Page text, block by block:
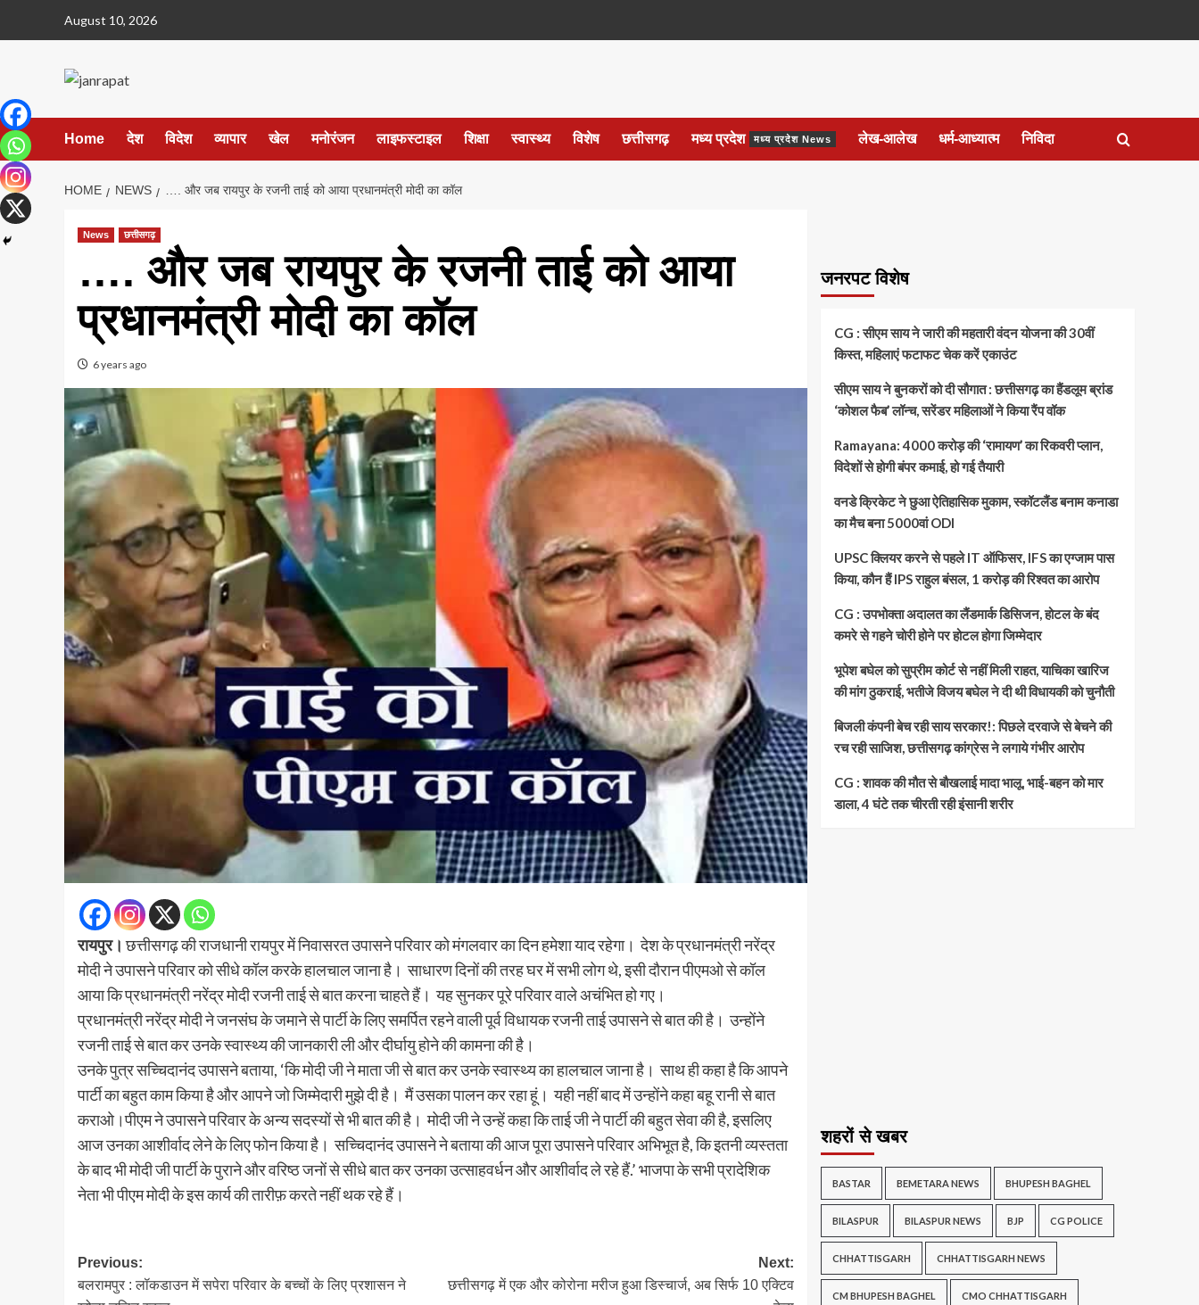
August 10, 2026
Home देश विदेश व्यापार खेल मनोरंजन लाइफस्टाइल शिक्षा स्वास्थ्य विशेष छत्तीसगढ़ मध्य प्रदेश मध्य प्रदेश News लेख-आलेख धर्म-आध्यात्म निविदा
HOME NEWS …. और जब रायपुर के रजनी ताई को आया प्रधानमंत्री मोदी का कॉल
News छत्तीसगढ़
…. और जब रायपुर के रजनी ताई को आया
प्रधानमंत्री मोदी का कॉल
6 years ago
रायपुर।छत्तीसगढ़ की राजधानी रायपुर में निवासरत उपासने परिवार कोमंगलवार का दिन हमेशा याद रहेगा। देश के प्रधानमंत्री नरेंद्र
मोदी ने उपासने परिवार को सीधे कॉल करके हालचाल जाना है। साधारण दिनों की तरह घर में सभी लोग थे, इसी दौरान पीएमओ से कॉल
आया कि प्रधानमंत्री नरेंद्र मोदी रजनी ताई से बात करना चाहते हैं। यह सुनकर पूरे परिवार वाले अचंभित हो गए।
प्रधानमंत्री नरेंद्र मोदी ने जनसंघ के जमाने से पार्टी के लिए समर्पित रहने वाली पूर्व विधायक रजनी ताई उपासने से बात की है। उन्होंने
रजनी ताई से बात कर उनके स्वास्थ्य की जानकारी ली और दीर्घायु होने की कामना की है।
उनके पुत्र सच्चिदानंद उपासने बताया, ‘कि मोदी जी ने माता जी से बात कर उनके स्वास्थ्य का हालचाल जाना है। साथ ही कहा है कि आपने
पार्टी का बहुत काम किया है और आपने जो जिम्मेदारी मुझे दी है। मैं उसका पालन कर रहा हूं। यही नहीं बाद में उन्होंने कहा बहू रानी से बात
कराओ।पीएम ने उपासने परिवार के अन्य सदस्यों से भी बात की है। मोदी जी ने उन्हें कहा कि ताई जी ने पार्टी की बहुत सेवा की है, इसलिए
आज उनका आशीर्वाद लेने के लिए फोन किया है। सच्चिदानंद उपासने ने बताया की आज पूरा उपासने परिवार अभिभूत है, कि इतनी व्यस्तता
के बाद भी मोदी जी पार्टी के पुराने और वरिष्ठ जनों से सीधे बात कर उनका उत्साहवर्धन और आशीर्वाद ले रहे हैं.’ भाजपा के सभी प्रादेशिक
नेता भी पीएम मोदी के इस कार्य की तारीफ़ करते नहीं थक रहे हैं।
Post
navigation
Previous:
बलरामपुर : लॉकडाउन में सपेरा परिवार के बच्चों के लिए प्रशासन ने
Next:
छत्तीसगढ़ में एक और कोरोना मरीज हुआ डिस्चार्ज, अब सिर्फ 10 एक्टिव
जनरपट विशेष
CG : सीएम साय ने जारी की महतारी वंदन योजना की 30वीं
किस्त, महिलाएं फटाफट चेक करें एकाउंट
सीएम साय ने बुनकरों को दी सौगात : छत्तीसगढ़ का हैंडलूम ब्रांड
‘कोशल फैब’ लॉन्च, सरेंडर महिलाओं ने किया रैंप वॉक
Ramayana: 4000 करोड़ की ‘रामायण’ का रिकवरी प्लान,
विदेशों से होगी बंपर कमाई, हो गई तैयारी
वनडे क्रिकेट ने छुआ ऐतिहासिक मुकाम, स्कॉटलैंड बनाम कनाडा
का मैच बना 5000वां ODI
UPSC क्लियर करने से पहले IT ऑफिसर, IFS का एग्जाम पास
किया, कौन हैं IPS राहुल बंसल, 1 करोड़ की रिश्वत का आरोप
CG : उपभोक्ता अदालत का लैंडमार्क डिसिजन, होटल के बंद
कमरे से गहने चोरी होने पर होटल होगा जिम्मेदार
भूपेश बघेल को सुप्रीम कोर्ट से नहीं मिली राहत, याचिका खारिज
की मांग ठुकराई, भतीजे विजय बघेल ने दी थी विधायकी को चुनौती
बिजली कंपनी बेच रही साय सरकार!: पिछले दरवाजे से बेचने की
रच रही साजिश, छत्तीसगढ़ कांग्रेस ने लगाये गंभीर आरोप
CG : शावक की मौत से बौखलाई मादा भालू, भाई-बहन को मार
डाला, 4 घंटे तक चीरती रही इंसानी शरीर
शहरों से खबर
BASTAR BEMETARA NEWS BHUPESH BAGHEL
BILASPUR BILASPUR NEWS BJP CG POLICE
CHHATTISGARH CHHATTISGARH NEWS
CM BHUPESH BAGHEL CMO CHHATTISGARH